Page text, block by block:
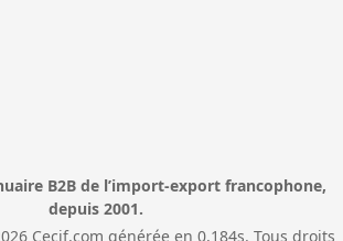
B2B de l’import-export francophone,
depuis 2001.
Cecif.com générée en 0,184s. Tous droits